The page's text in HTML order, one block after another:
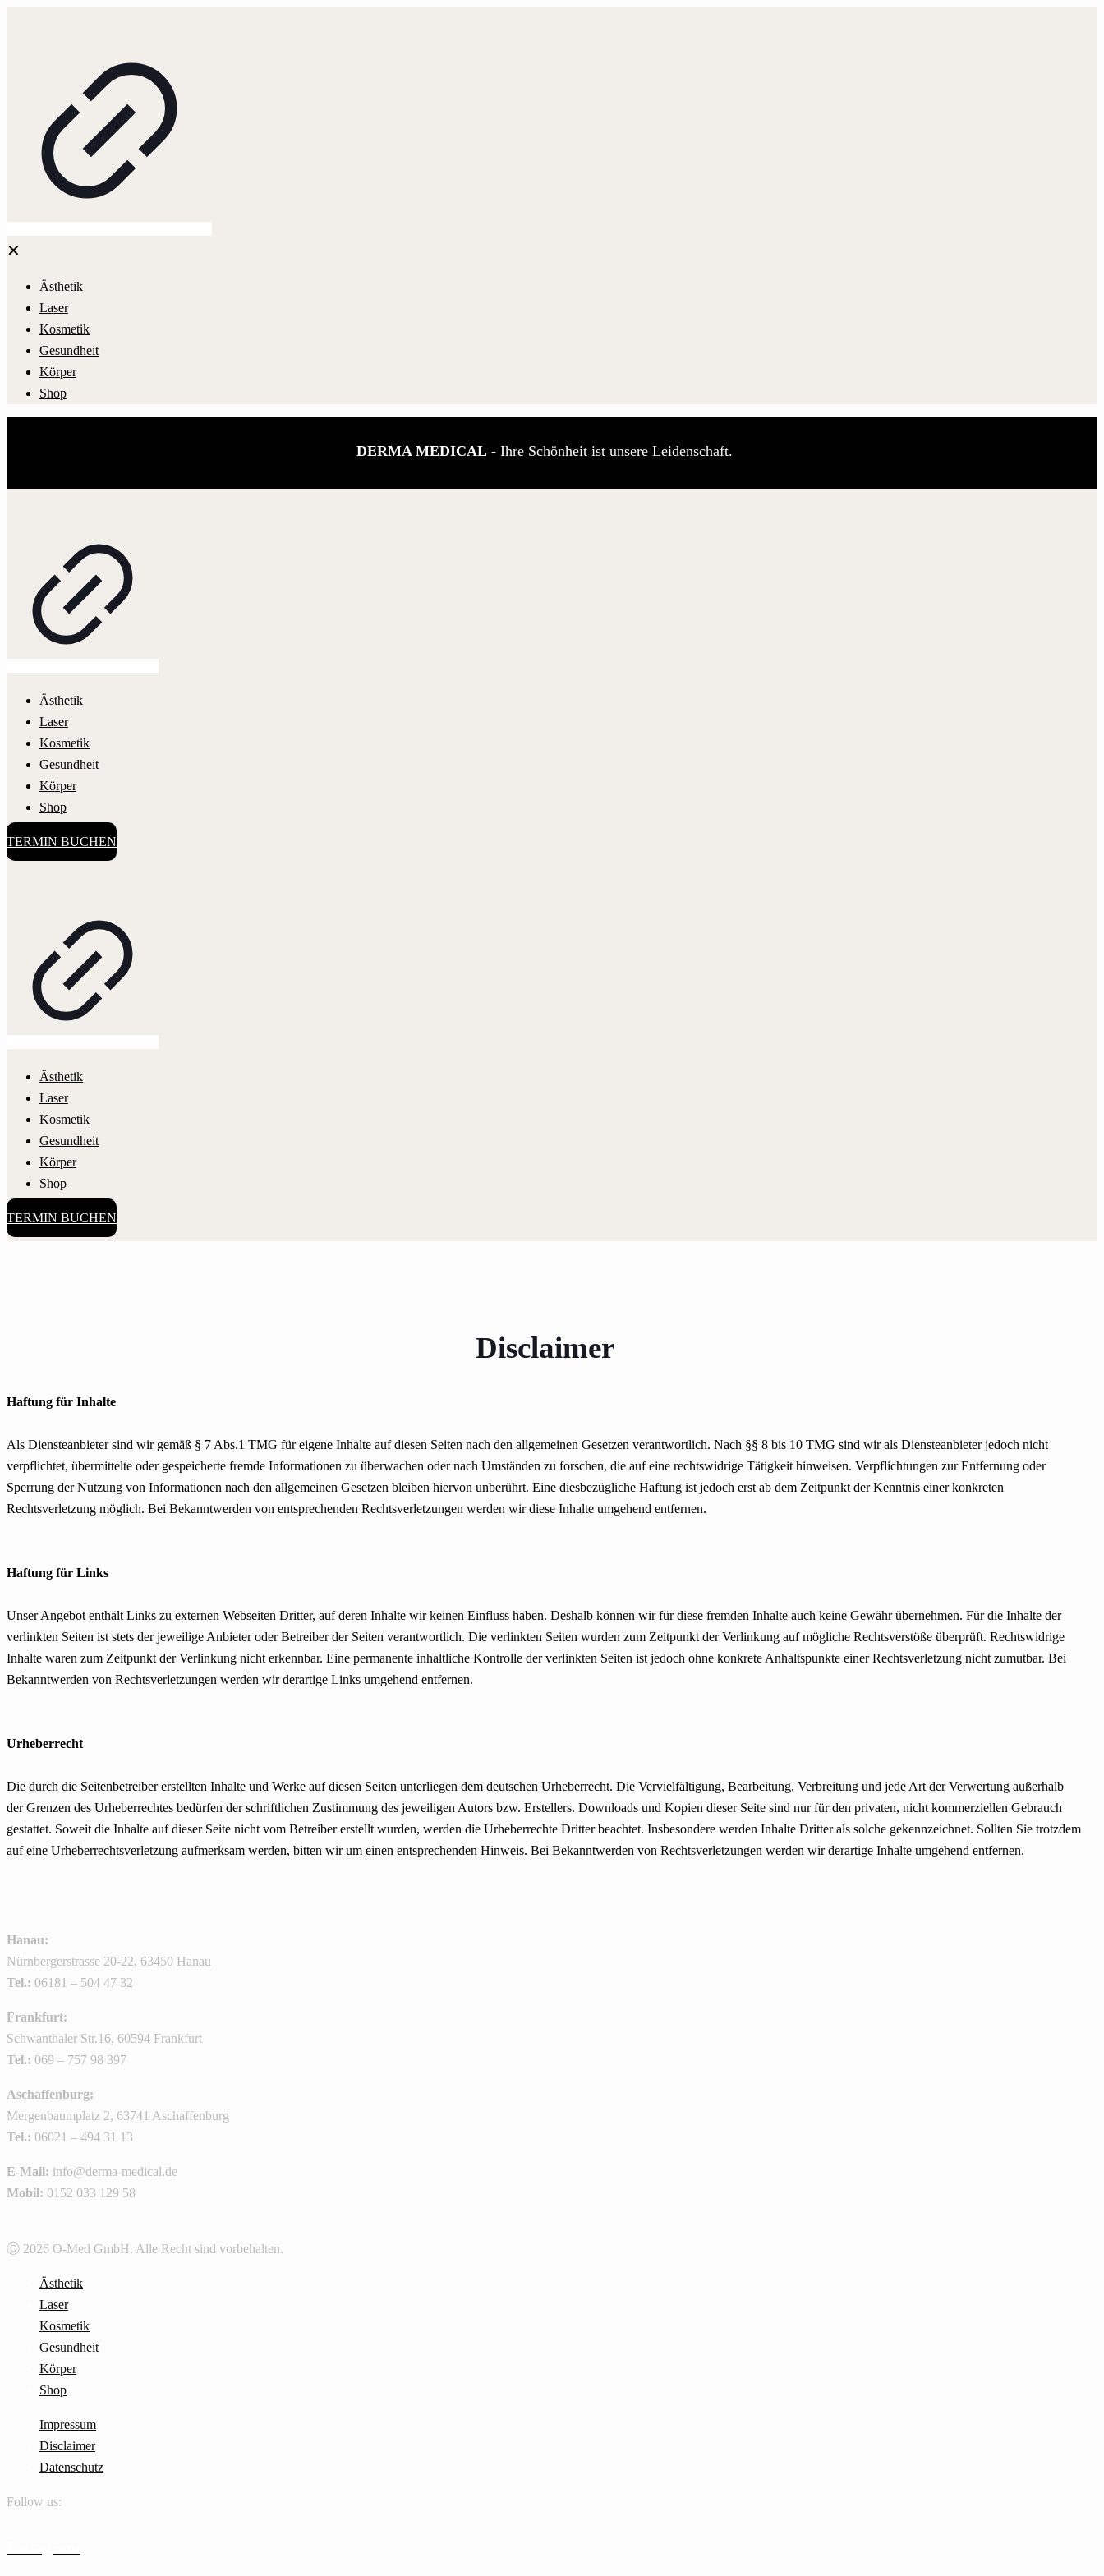
✕
Ästhetik
Laser
Kosmetik
Gesundheit
Körper
Shop
DERMA MEDICAL - Ihre Schönheit ist unsere Leidenschaft.
Ästhetik
Laser
Kosmetik
Gesundheit
Körper
Shop
TERMIN BUCHEN
Ästhetik
Laser
Kosmetik
Gesundheit
Körper
Shop
TERMIN BUCHEN
Disclaimer
Haftung für Inhalte
Als Diensteanbieter sind wir gemäß § 7 Abs.1 TMG für eigene Inhalte auf diesen Seiten nach den allgemeinen Gesetzen verantwortlich. Nach §§ 8 bis 10 TMG sind wir als Diensteanbieter jedoch nicht
verpflichtet, übermittelte oder gespeicherte fremde Informationen zu überwachen oder nach Umständen zu forschen, die auf eine rechtswidrige Tätigkeit hinweisen. Verpflichtungen zur Entfernung oder
Sperrung der Nutzung von Informationen nach den allgemeinen Gesetzen bleiben hiervon unberührt. Eine diesbezügliche Haftung ist jedoch erst ab dem Zeitpunkt der Kenntnis einer konkreten
Rechtsverletzung möglich. Bei Bekanntwerden von entsprechenden Rechtsverletzungen werden wir diese Inhalte umgehend entfernen.
Haftung für Links
Unser Angebot enthält Links zu externen Webseiten Dritter, auf deren Inhalte wir keinen Einfluss haben. Deshalb können wir für diese fremden Inhalte auch keine Gewähr übernehmen. Für die Inhalte der
verlinkten Seiten ist stets der jeweilige Anbieter oder Betreiber der Seiten verantwortlich. Die verlinkten Seiten wurden zum Zeitpunkt der Verlinkung auf mögliche Rechtsverstöße überprüft. Rechtswidrige
Inhalte waren zum Zeitpunkt der Verlinkung nicht erkennbar. Eine permanente inhaltliche Kontrolle der verlinkten Seiten ist jedoch ohne konkrete Anhaltspunkte einer Rechtsverletzung nicht zumutbar. Bei
Bekanntwerden von Rechtsverletzungen werden wir derartige Links umgehend entfernen.
Urheberrecht
Die durch die Seitenbetreiber erstellten Inhalte und Werke auf diesen Seiten unterliegen dem deutschen Urheberrecht. Die Vervielfältigung, Bearbeitung, Verbreitung und jede Art der Verwertung außerhalb
der Grenzen des Urheberrechtes bedürfen der schriftlichen Zustimmung des jeweiligen Autors bzw. Erstellers. Downloads und Kopien dieser Seite sind nur für den privaten, nicht kommerziellen Gebrauch
gestattet. Soweit die Inhalte auf dieser Seite nicht vom Betreiber erstellt wurden, werden die Urheberrechte Dritter beachtet. Insbesondere werden Inhalte Dritter als solche gekennzeichnet. Sollten Sie trotzdem
auf eine Urheberrechtsverletzung aufmerksam werden, bitten wir um einen entsprechenden Hinweis. Bei Bekanntwerden von Rechtsverletzungen werden wir derartige Inhalte umgehend entfernen.
Hanau:
Nürnbergerstrasse 20-22, 63450 Hanau
Tel.: 06181 – 504 47 32
Frankfurt:
Schwanthaler Str.16, 60594 Frankfurt
Tel.: 069 – 757 98 397
Aschaffenburg:
Mergenbaumplatz 2, 63741 Aschaffenburg
Tel.: 06021 – 494 31 13
E-Mail: info@derma-medical.de
Mobil: 0152 033 129 58
Ⓒ 2026 O-Med GmbH. Alle Recht sind vorbehalten.
Ästhetik
Laser
Kosmetik
Gesundheit
Körper
Shop
Impressum
Disclaimer
Datenschutz
Follow us: